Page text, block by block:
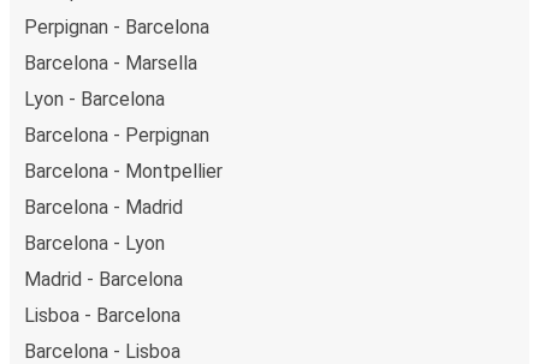
Perpignan - Barcelona
Barcelona - Marsella
Lyon - Barcelona
Barcelona - Perpignan
Barcelona - Montpellier
Barcelona - Madrid
Barcelona - Lyon
Madrid - Barcelona
Lisboa - Barcelona
Barcelona - Lisboa